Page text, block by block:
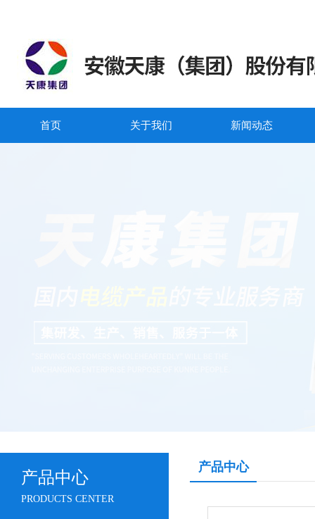
首页 关于我们 新闻动态
产品中心
PRODUCTS CENTER
产品中心